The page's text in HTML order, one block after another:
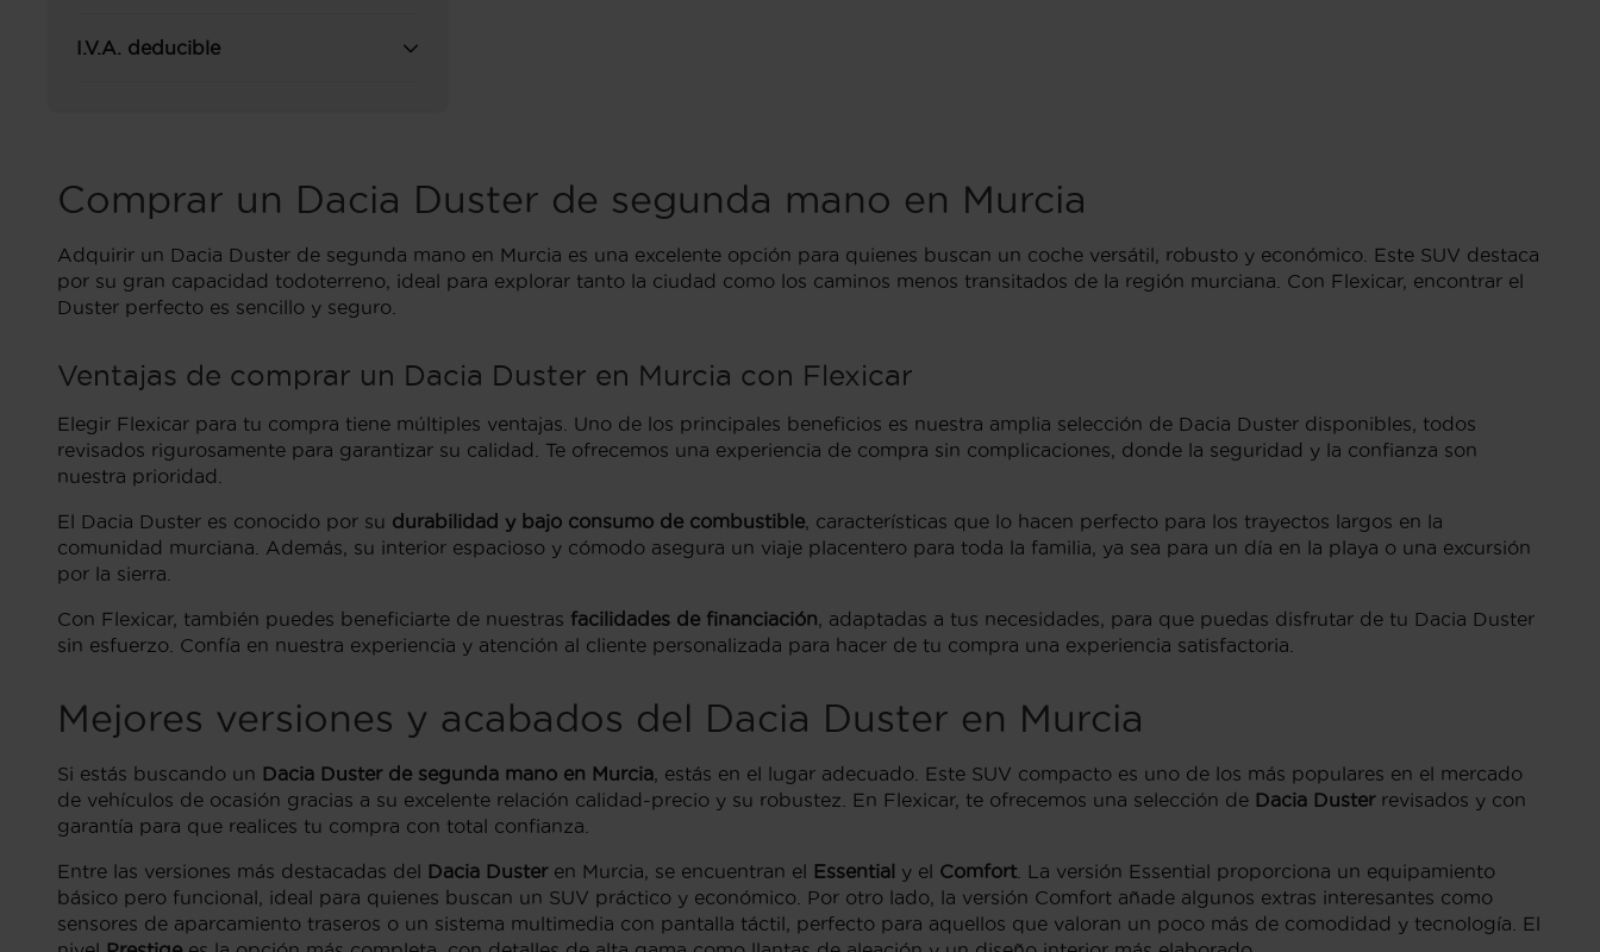
I.V.A. deducible
Comprar un Dacia Duster de segunda mano en Murcia
Adquirir un Dacia Duster de segunda mano en Murcia es una excelente opción para quienes buscan un coche versátil, robusto y económico. Este SUV destaca
por su gran capacidad todoterreno, ideal para explorar tanto la ciudad como los caminos menos transitados de la región murciana. Con Flexicar, encontrar el
Duster perfecto es sencillo y seguro.
Ventajas de comprar un Dacia Duster en Murcia con Flexicar
Elegir Flexicar para tu compra tiene múltiples ventajas. Uno de los principales beneficios es nuestra amplia selección de Dacia Duster disponibles, todos
revisados rigurosamente para garantizar su calidad. Te ofrecemos una experiencia de compra sin complicaciones, donde la seguridad y la confianza son
nuestra prioridad.
El Dacia Duster es conocido por su durabilidad y bajo consumo de combustible, características que lo hacen perfecto para los trayectos largos en la
comunidad murciana. Además, su interior espacioso y cómodo asegura un viaje placentero para toda la familia, ya sea para un día en la playa o una excursión
por la sierra.
Con Flexicar, también puedes beneficiarte de nuestras facilidades de financiación, adaptadas a tus necesidades, para que puedas disfrutar de tu Dacia Duster
sin esfuerzo. Confía en nuestra experiencia y atención al cliente personalizada para hacer de tu compra una experiencia satisfactoria.
Mejores versiones y acabados del Dacia Duster en Murcia
Si estás buscando un Dacia Duster de segunda mano en Murcia, estás en el lugar adecuado. Este SUV compacto es uno de los más populares en el mercado
de vehículos de ocasión gracias a su excelente relación calidad-precio y su robustez. En Flexicar, te ofrecemos una selección de Dacia Dusterrevisados y con
garantía para que realices tu compra con total confianza.
Entre las versiones más destacadas del Dacia Dusteren Murcia, se encuentran el Essential y el Comfort . La versión Essential proporciona un equipamiento
básico pero funcional, ideal para quienes buscan un SUV práctico y económico. Por otro lado, la versión Comfort añade algunos extras interesantes como
sensores de aparcamiento traseros o un sistema multimedia con pantalla táctil, perfecto para aquellos que valoran un poco más de comodidad y tecnología. El